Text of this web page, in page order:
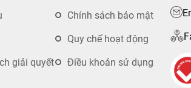
Chính sách bảo mật
Quy chế hoạt động
giải quyết
Điều khoản sử dụng